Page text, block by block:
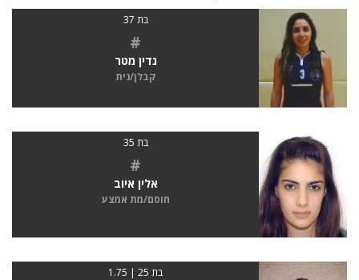
בת 37
#
נדין מטר
קבלן/נית
בת 35
#
אלין איוב
חוסם/מת אמצע
בת 25 | 1.75